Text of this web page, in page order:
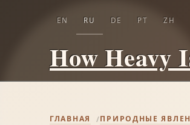
How Heavy
EN RU DE PT ZH
ГЛАВНАЯ ПРИРОДНЫЕ